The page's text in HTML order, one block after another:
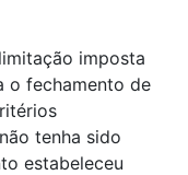
imposta
o fechamento de
tenha sido
estabeleceu